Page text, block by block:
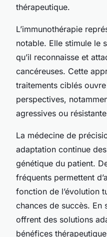
thérapeutique.
L’immunothérapie
notable. Elle stimule le
qu’il reconnaisse et
cancéreuses. Cette
traitements ciblés
perspectives,
agressives ou
La médecine de
adaptation continue
génétique du patient.
fréquents permettent
fonction de l’évolution
chances de succès. En
offrent des solutions
bénéfices